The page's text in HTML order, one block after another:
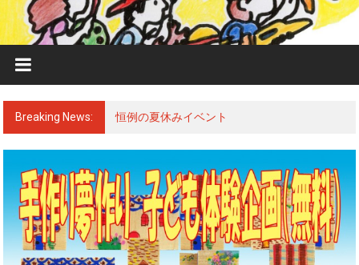
Breaking News: 恒例の夏休みイベント